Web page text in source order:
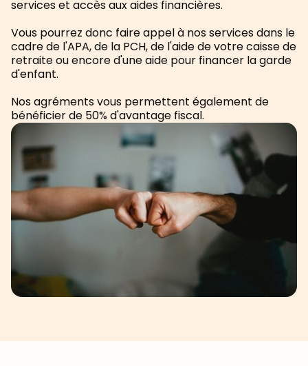
services et accès aux aides financières.
Vous pourrez donc faire appel à nos services dans le
cadre de l'APA, de la PCH, de l'aide de votre caisse de
retraite ou encore d'une aide pour financer la garde
d'enfant.
Nos agréments vous permettent également de
bénéficier de 50% d'avantage fiscal.